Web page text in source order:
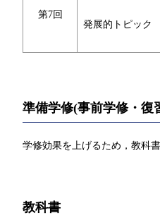
第7回
発展的トピック
準備学修(事前学修・復
学修効果を上げるため，教科
教科書